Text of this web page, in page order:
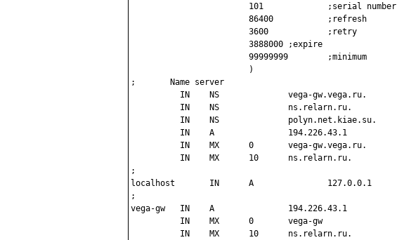
                        101             ;serial number
                        86400           ;refresh
                        3600            ;retry
                        3888000 ;expire
                        99999999        ;minimum
                        )
;       Name server
          IN    NS              vega-gw.vega.ru.
          IN    NS              ns.relarn.ru.
          IN    NS              polyn.net.kiae.su.
          IN    A               194.226.43.1
          IN    MX      0       vega-gw.vega.ru.
          IN    MX      10      ns.relarn.ru.
;
localhost       IN      A               127.0.0.1
;
vega-gw   IN    A               194.226.43.1
          IN    MX      0       vega-gw
          IN    MX      10      ns.relarn.ru.